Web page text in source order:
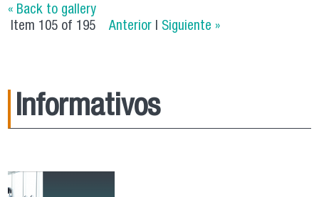
« Back to gallery
Item 105 of 195
Anterior | Siguiente »
Informativos